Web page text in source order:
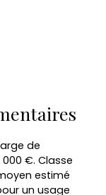
de
€. Classe
estimé
un usage